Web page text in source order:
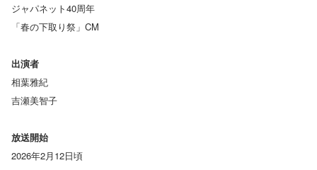
ジャパネット40周年
「春の下取り祭」CM
出演者
相葉雅紀
吉瀬美智子
放送開始
2026年2月12日頃